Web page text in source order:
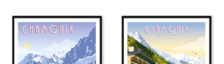
51.90€
51.90€